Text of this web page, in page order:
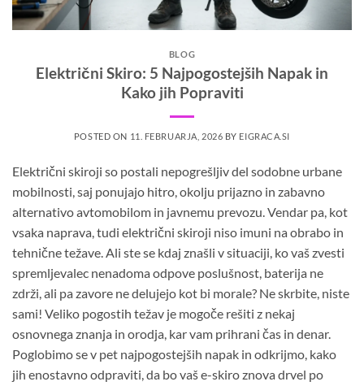
BLOG
Električni Skiro: 5 Najpogostejših Napak in
Kako jih Popraviti
POSTED ON 11. FEBRUARJA, 2026 BY EIGRACA.SI
Električni skiroji so postali nepogrešljiv del sodobne urbane
mobilnosti, saj ponujajo hitro, okolju prijazno in zabavno
alternativo avtomobilom in javnemu prevozu. Vendar pa, kot
vsaka naprava, tudi električni skiroji niso imuni na obrabo in
tehnične težave. Ali ste se kdaj znašli v situaciji, ko vaš zvesti
spremljevalec nenadoma odpove poslušnost, baterija ne
zdrži, ali pa zavore ne delujejo kot bi morale? Ne skrbite, niste
sami! Veliko pogostih težav je mogoče rešiti z nekaj
osnovnega znanja in orodja, kar vam prihrani čas in denar.
Poglobimo se v pet najpogostejših napak in odkrijmo, kako
jih enostavno odpraviti, da bo vaš e-skiro znova drvel po